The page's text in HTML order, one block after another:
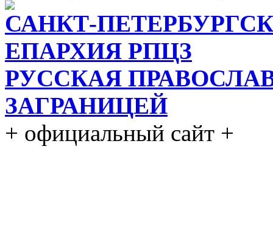
САНКТ-
ЕПАРХИЯ РПЦЗ
РУССКАЯ
ЗАГРАНИЦЕЙ
+ официальный сайт +